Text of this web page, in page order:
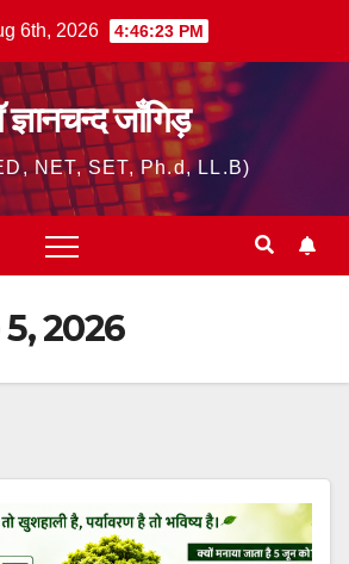
6th, 2026 4:46:24 PM
ज्ञानचन्द जाँगिड़
NET, SET, Ph.d, LL.B)
2026